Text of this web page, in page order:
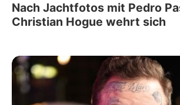
Nach Jachtfotos mit Pedro
Christian Hogue wehrt sich